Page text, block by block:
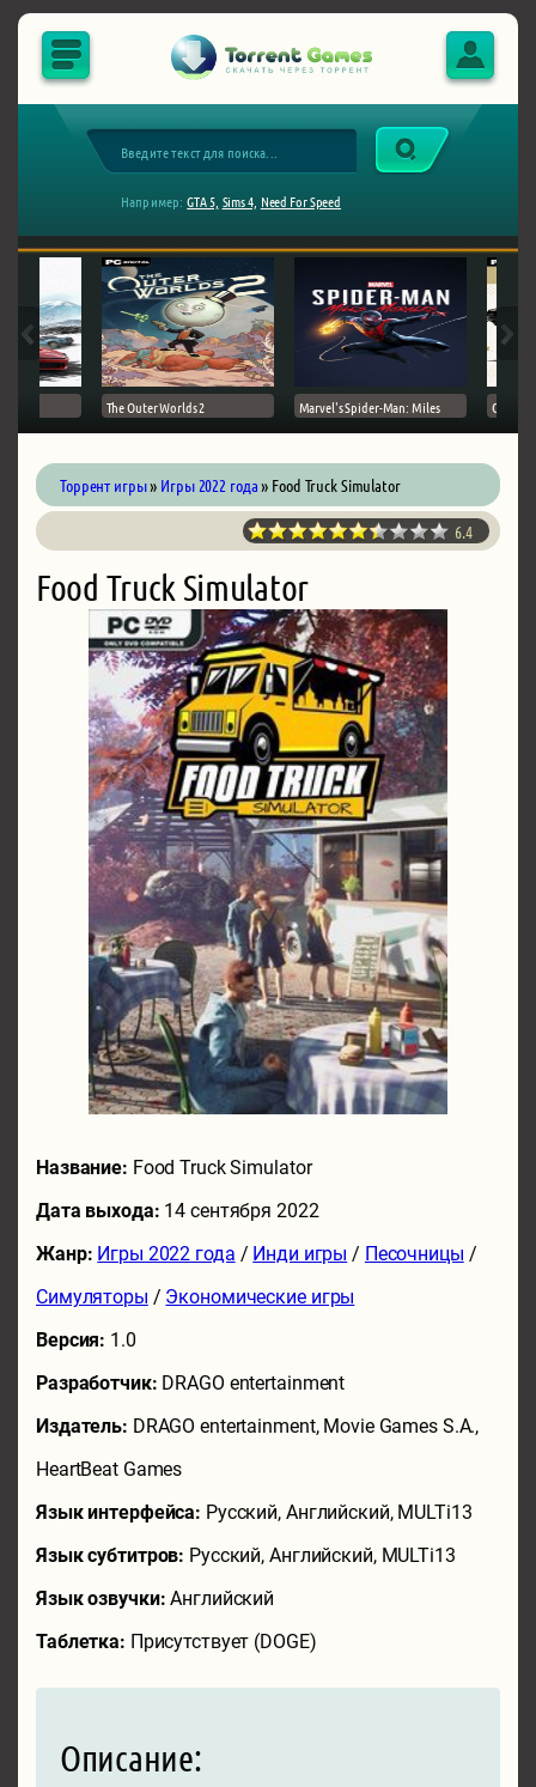
Например: GTA 5, Sims 4, Need For Speed
The Outer Worlds 2 Marvel's Spider-Man: Miles Ghost
Торрент игры» Игры 2022 года» Food Truck Simulator
6.4
Food Truck Simulator
Название: Food Truck Simulator
Дата выхода: 14 сентября 2022
Жанр: Игры 2022 года / Инди игры / Песочницы /
Симуляторы / Экономические игры
Версия: 1.0
Разработчик: DRAGO entertainment
Издатель: DRAGO entertainment, Movie Games S.A.,
HeartBeat Games
Язык интерфейса: Русский, Английский, MULTi13
Язык субтитров: Русский, Английский, MULTi13
Язык озвучки:Английский
Таблетка: Присутствует (DOGE)
Описание: